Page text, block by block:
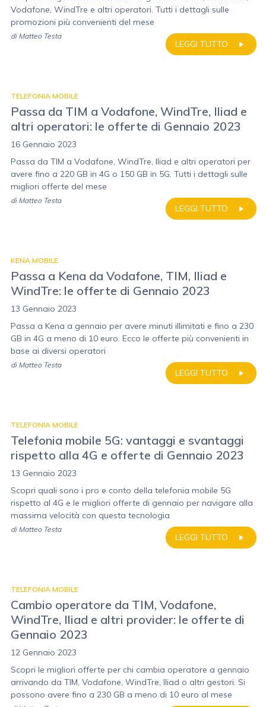
Vodafone, WindTre e altri operatori. Tutti i dettagli sulle
promozioni più convenienti del mese
LEGGI TUTTO
di Matteo Testa
TELEFONIA MOBILE
Passa da TIM a Vodafone, WindTre, Iliad e
altri operatori: le offerte di Gennaio 2023
16 Gennaio 2023
Passa da TIM a Vodafone, WindTre, Iliad e altri operatori per
avere fino a 220 GB in 4G o 150 GB in 5G. Tutti i dettagli sulle
migliori offerte del mese
LEGGI TUTTO
di Matteo Testa
KENA MOBILE
Passa a Kena da Vodafone, TIM, Iliad e
WindTre: le offerte di Gennaio 2023
13 Gennaio 2023
Passa a Kena a gennaio per avere minuti illimitati e fino a 230
GB in 4G a meno di 10 euro. Ecco le offerte più convenienti in
base ai diversi operatori
LEGGI TUTTO
di Matteo Testa
TELEFONIA MOBILE
Telefonia mobile 5G: vantaggi e svantaggi
rispetto alla 4G e offerte di Gennaio 2023
13 Gennaio 2023
Scopri quali sono i pro e conto della telefonia mobile 5G
rispetto al 4G e le migliori offerte di gennaio per navigare alla
massima velocità con questa tecnologia
LEGGI TUTTO
di Matteo Testa
TELEFONIA MOBILE
Cambio operatore da TIM, Vodafone,
WindTre, Iliad e altri provider: le offerte di
Gennaio 2023
12 Gennaio 2023
Scopri le migliori offerte per chi cambia operatore a gennaio
arrivando da TIM, Vodafone, WindTre, Iliad o altri gestori. Si
possono avere fino a 230 GB a meno di 10 euro al mese